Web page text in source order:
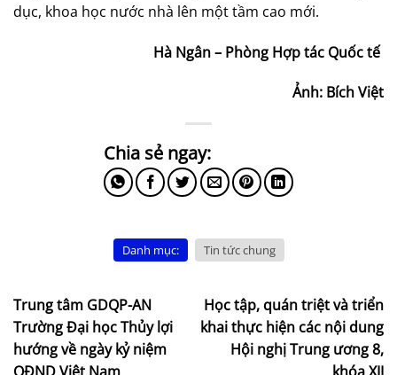
dục, khoa học nước nhà lên một tầm cao mới.
Hà Ngân – Phòng Hợp tác Quốc tế
Ảnh: Bích Việt
Danh mục: Tin tức chung
Trung tâm GDQP-AN
Trường Đại học Thủy lợi
hướng về ngày kỷ niệm
Học tập, quán triệt và triển
khai thực hiện các nội dung
Hội nghị Trung ương 8,